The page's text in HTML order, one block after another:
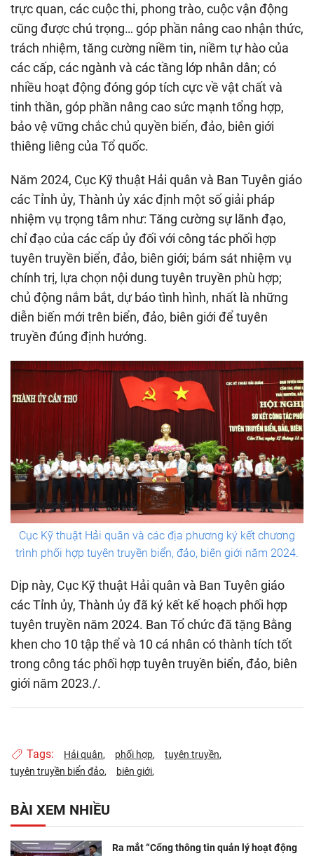
trực quan, các cuộc thi, phong trào, cuộc vận động
cũng được chú trọng… góp phần nâng cao nhận thức,
trách nhiệm, tăng cường niềm tin, niềm tự hào của
các cấp, các ngành và các tầng lớp nhân dân; có
nhiều hoạt động đóng góp tích cực về vật chất và
tinh thần, góp phần nâng cao sức mạnh tổng hợp,
bảo vệ vững chắc chủ quyền biển, đảo, biên giới
thiêng liêng của Tổ quốc.
Năm 2024, Cục Kỹ thuật Hải quân và Ban Tuyên giáo
các Tỉnh ủy, Thành ủy xác định một số giải pháp
nhiệm vụ trọng tâm như: Tăng cường sự lãnh đạo,
chỉ đạo của các cấp ủy đối với công tác phối hợp
tuyên truyền biển, đảo, biên giới; bám sát nhiệm vụ
chính trị, lựa chọn nội dung tuyên truyền phù hợp;
chủ động nắm bắt, dự báo tình hình, nhất là những
diễn biến mới trên biển, đảo, biên giới để tuyên
truyền đúng định hướng.
Cục Kỹ thuật Hải quân và các địa phương ký kết chương
trình phối hợp tuyên truyền biển, đảo, biên giới năm 2024.
Dịp này, Cục Kỹ thuật Hải quân và Ban Tuyên giáo
các Tỉnh ủy, Thành ủy đã ký kết kế hoạch phối hợp
tuyên truyền năm 2024. Ban Tổ chức đã tặng Bằng
khen cho 10 tập thể và 10 cá nhân có thành tích tốt
trong công tác phối hợp tuyên truyền biển, đảo, biên
giới năm 2023./.
Tags: Hải quân phối hợp
tuyên truyền
tuyên truyền biển đảo
biên giới
BÀI XEM NHIỀU
Ra mắt “Cổng thông tin quản lý hoạt động